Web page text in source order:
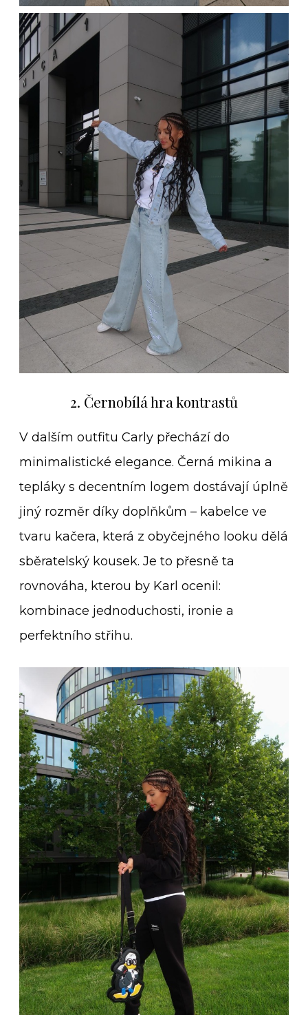
2. Černobílá hra kontrastů
V dalším outfitu Carly přechází do
minimalistické elegance. Černá mikina a
tepláky s decentním logem dostávají úplně
jiný rozměr díky doplňkům – kabelce ve
tvaru kačera, která z obyčejného looku dělá
sběratelský kousek. Je to přesně ta
rovnováha, kterou by Karl ocenil:
kombinace jednoduchosti, ironie a
perfektního střihu.